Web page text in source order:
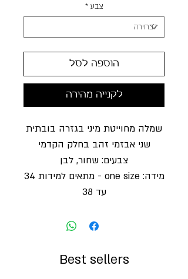
צבע *
הוספה לסל
לקנייה מהירה
שמלה מחוייטת מיני בגזרה בובתית
שני אבזמי זהב בחלק הקדמי
צבעים: שחור, לבן
מידה: one size - מתאים למידות 34
עד 38
Best sellers